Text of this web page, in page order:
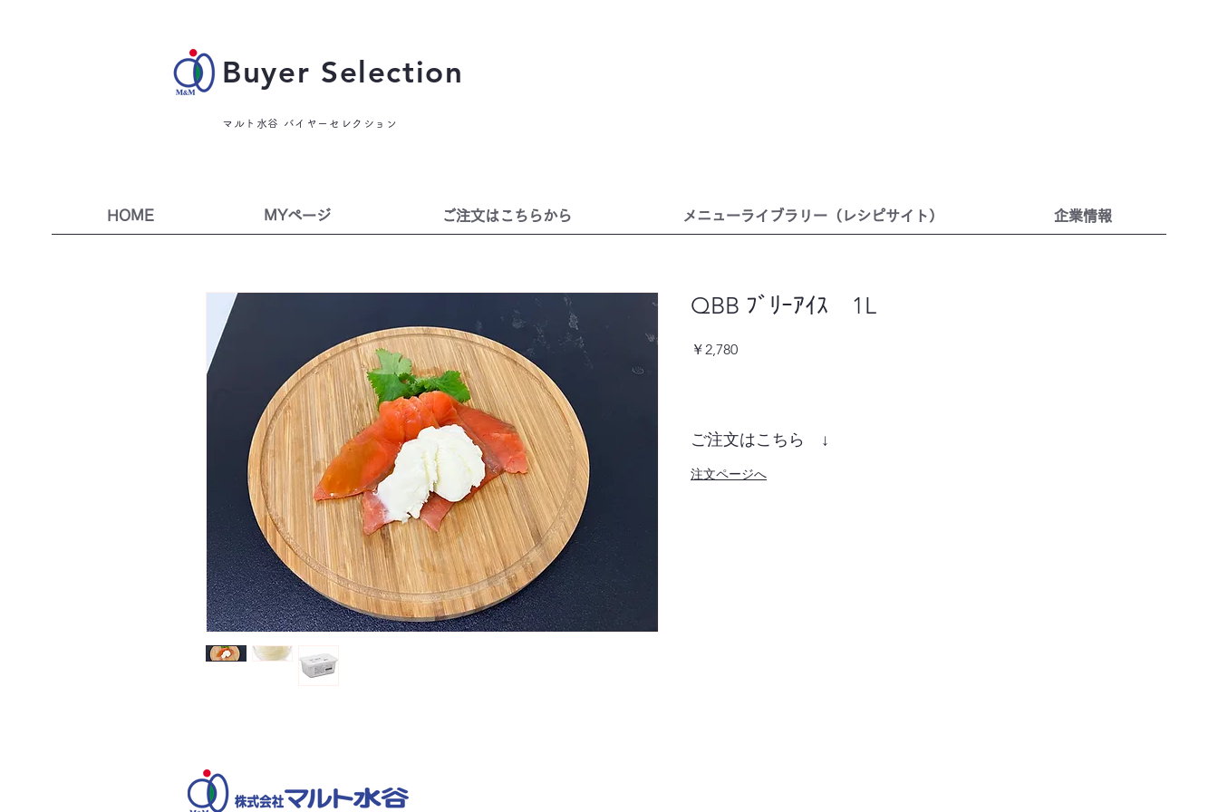
Buyer Selection
マルト水谷 バイヤーセレクション
HOME MYページ ご注文はこちらから メニューライブラリー（レシピサイト） 企業情報
QBB ﾌﾞﾘｰｱｲｽ 1L
￥2,780価
ご注文はこちら ↓
注文ページへ